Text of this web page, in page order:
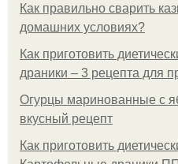
Как правильно сварить
домашних условиях?
Как приготовить
драники – 3 рецепта для
Огурцы маринованные с
вкусный рецепт
Как приготовить